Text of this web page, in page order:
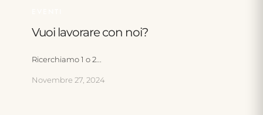
Vuoi lavorare con noi?
Ricerchiamo 1 o 2...
Novembre 27, 2024